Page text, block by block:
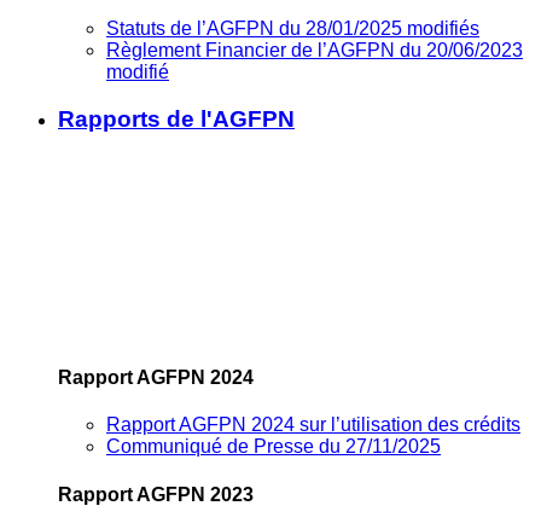
Statuts de l’AGFPN du 28/01/2025 modifiés
Règlement Financier de l’AGFPN du 20/06/2023
modifié
Rapports de l'AGFPN
Rapport AGFPN 2024
Rapport AGFPN 2024 sur l’utilisation des crédits
Communiqué de Presse du 27/11/2025
Rapport AGFPN 2023